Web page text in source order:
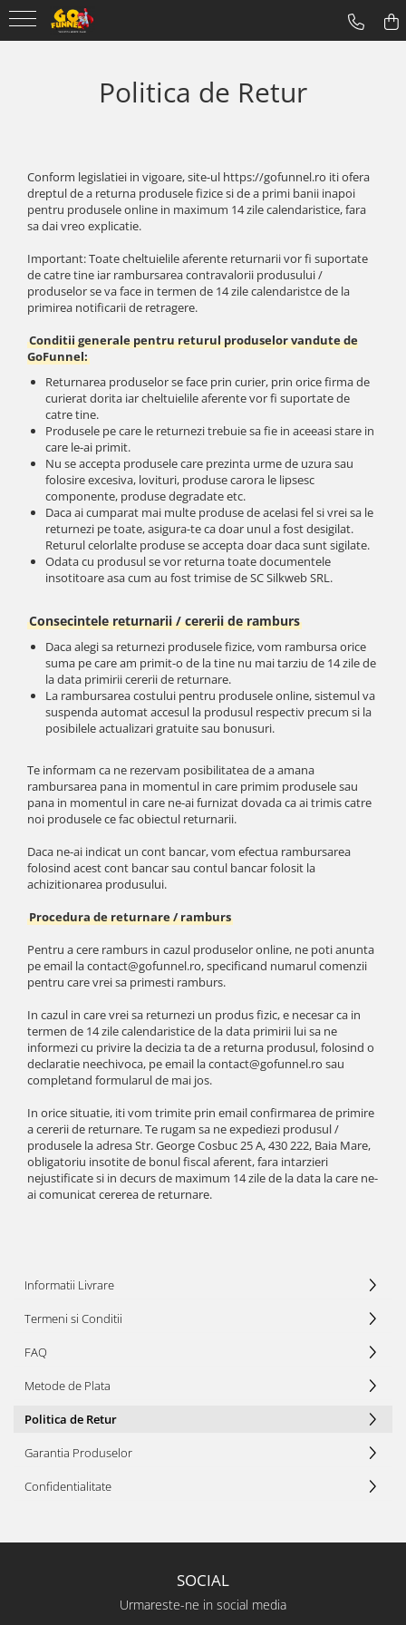
Politica de Retur
Conform legislatiei in vigoare, site-ul https://gofunnel.ro iti ofera
dreptul de a returna produsele fizice si de a primi banii inapoi
pentru produsele online in maximum 14 zile calendaristice, fara
sa dai vreo explicatie.
Important: Toate cheltuielile aferente returnarii vor fi suportate
de catre tine iar rambursarea contravalorii produsului /
produselor se va face in termen de 14 zile calendaristce de la
primirea notificarii de retragere.
Conditii generale pentru returul produselor vandute de
GoFunnel:
Returnarea produselor se face prin curier, prin orice firma de
curierat dorita iar cheltuielile aferente vor fi suportate de
catre tine.
Produsele pe care le returnezi trebuie sa fie in aceeasi stare in
care le-ai primit.
Nu se accepta produsele care prezinta urme de uzura sau
folosire excesiva, lovituri, produse carora le lipsesc
componente, produse degradate etc.
Daca ai cumparat mai multe produse de acelasi fel si vrei sa le
returnezi pe toate, asigura-te ca doar unul a fost desigilat.
Returul celorlalte produse se accepta doar daca sunt sigilate.
Odata cu produsul se vor returna toate documentele
insotitoare asa cum au fost trimise de SC Silkweb SRL.
Consecintele returnarii / cererii de ramburs
Daca alegi sa returnezi produsele fizice, vom rambursa orice
suma pe care am primit-o de la tine nu mai tarziu de 14 zile de
la data primirii cererii de returnare.
La rambursarea costului pentru produsele online, sistemul va
suspenda automat accesul la produsul respectiv precum si la
posibilele actualizari gratuite sau bonusuri.
Te informam ca ne rezervam posibilitatea de a amana
rambursarea pana in momentul in care primim produsele sau
pana in momentul in care ne-ai furnizat dovada ca ai trimis catre
noi produsele ce fac obiectul returnarii.
Daca ne-ai indicat un cont bancar, vom efectua rambursarea
folosind acest cont bancar sau contul bancar folosit la
achizitionarea produsului.
Procedura de returnare / ramburs
Pentru a cere ramburs in cazul produselor online, ne poti anunta
pe email la contact@gofunnel.ro, specificand numarul comenzii
pentru care vrei sa primesti ramburs.
In cazul in care vrei sa returnezi un produs fizic, e necesar ca in
termen de 14 zile calendaristice de la data primirii lui sa ne
informezi cu privire la decizia ta de a returna produsul, folosind o
declaratie neechivoca, pe email la contact@gofunnel.ro sau
completand formularul de mai jos.
In orice situatie, iti vom trimite prin email confirmarea de primire
a cererii de returnare. Te rugam sa ne expediezi produsul /
produsele la adresa Str. George Cosbuc 25 A, 430 222, Baia Mare,
obligatoriu insotite de bonul fiscal aferent, fara intarzieri
nejustificate si in decurs de maximum 14 zile de la data la care ne-
ai comunicat cererea de returnare.
Informatii Livrare
Termeni si Conditii
FAQ
Metode de Plata
Politica de Retur
Garantia Produselor
Confidentialitate
SOCIAL
Urmareste-ne in social media